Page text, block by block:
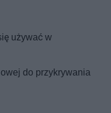
używać w
do przykrywania